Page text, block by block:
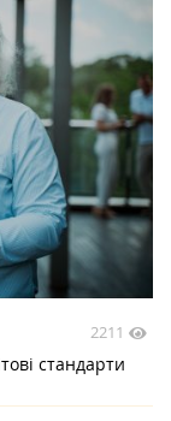
2211
стандарти